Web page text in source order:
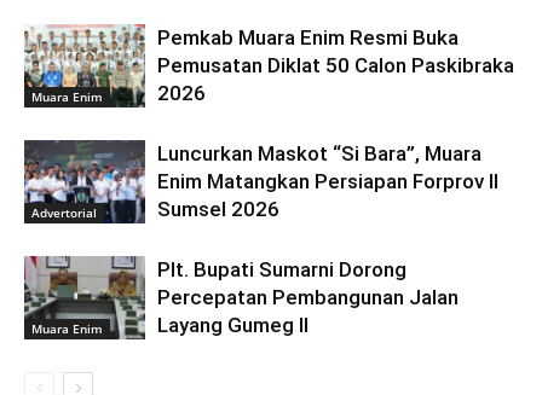
Muara Enim
Pemkab Muara Enim Resmi Buka
Pemusatan Diklat 50 Calon Paskibraka
2026
Advertorial
Luncurkan Maskot “Si Bara”, Muara
Enim Matangkan Persiapan Forprov II
Sumsel 2026
Muara Enim
Plt. Bupati Sumarni Dorong
Percepatan Pembangunan Jalan
Layang Gumeg II